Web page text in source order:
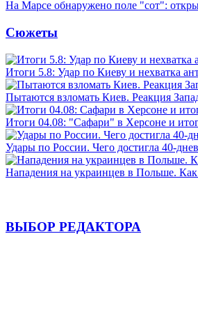
На Марсе обнаружено поле "сот":
Сюжеты
Итоги 5.8: Удар по Киеву и нехватка
Пытаются взломать Киев. Реакция
Итоги 04.08: "Сафари" в Херсоне и
Удары по России. Чего достигла 40-
Нападения на украинцев в Польше.
ВЫБОР РЕДАКТОРА